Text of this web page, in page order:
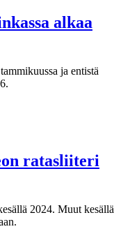
alkaa
ja entistä
ratasliiteri
2024. Muut kesällä